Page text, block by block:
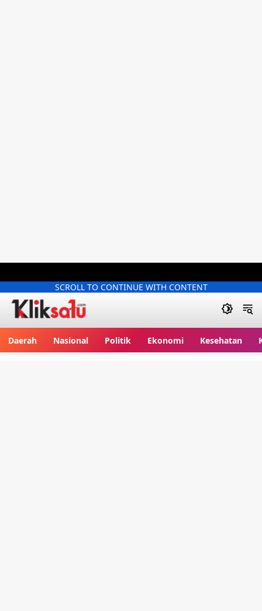
SCROLL TO CONTINUE WITH CONTENT
Daerah Nasional Politik Ekonomi Kesehatan